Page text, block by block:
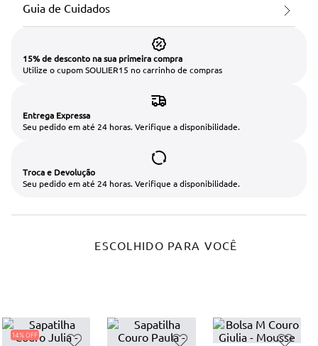
Guia de Cuidados
15% de desconto na sua primeira compra
Utilize o cupom SOULIER15 no carrinho de compras
Entrega Expressa
Seu pedido em até 24 horas. Verifique a disponibilidade.
Troca e Devolução
Seu pedido em até 24 horas. Verifique a disponibilidade.
ESCOLHIDO PARA VOCÊ
14%